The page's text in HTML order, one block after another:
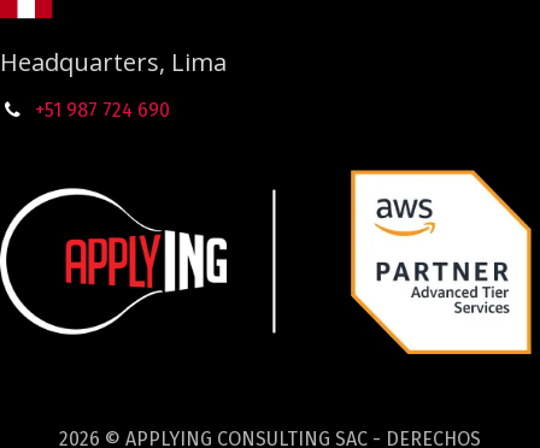
Headquarters, Lima
+51 987 724 690
2026 © APPLYING CONSULTING SAC - DERECHOS